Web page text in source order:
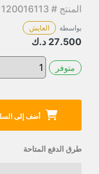
المنتج # 1120016113
بواسطة العايش
27.500 د.ك
متوفر
أضف إلى
طرق الدفع المتاحة